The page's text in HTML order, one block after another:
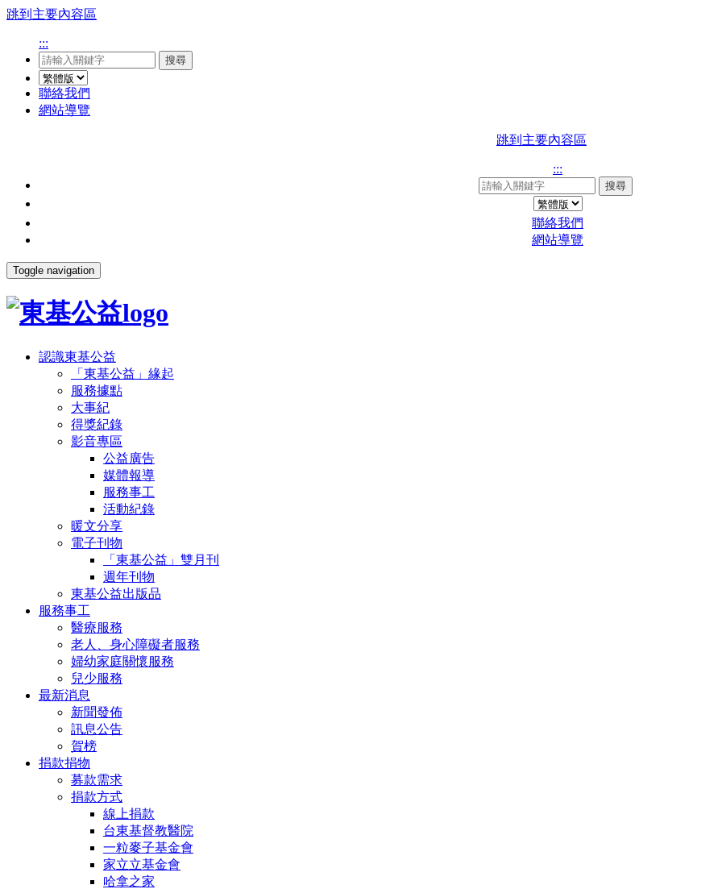
跳到主要內容區
:::
搜尋
聯絡我們
網站導覽
跳到主要內容區
:::
搜尋
聯絡我們
網站導覽
Toggle navigation
認識東基公益
「東基公益」緣起
服務據點
大事紀
得獎紀錄
影音專區
公益廣告
媒體報導
服務事工
活動紀錄
暖文分享
電子刊物
「東基公益」雙月刊
週年刊物
東基公益出版品
服務事工
醫療服務
老人、身心障礙者服務
婦幼家庭關懷服務
兒少服務
最新消息
新聞發佈
訊息公告
賀榜
捐款捐物
募款需求
捐款方式
線上捐款
台東基督教醫院
一粒麥子基金會
家立立基金會
哈拿之家